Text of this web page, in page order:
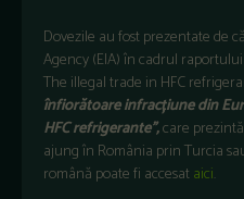
Dovezile au fost prezentate de
Agency (EIA) în cadrul
The illegal trade in HFC
înfiorătoare infracțiune din
HFC refrigerante”,care
ajung în România prin Turcia
română poate fi accesataici.